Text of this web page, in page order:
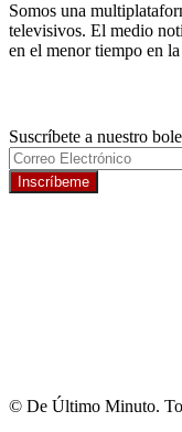
Somos una
televisivos. El medio
en el menor tiempo en
Suscríbete a nuestro
Inscríbeme
© De Último Minuto.